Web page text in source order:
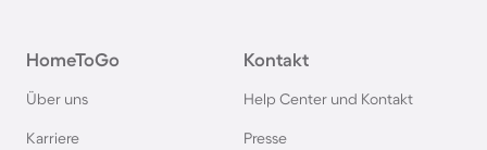
HomeToGo
Über uns
Karriere
Kontakt
Help Center und Kontakt
Presse